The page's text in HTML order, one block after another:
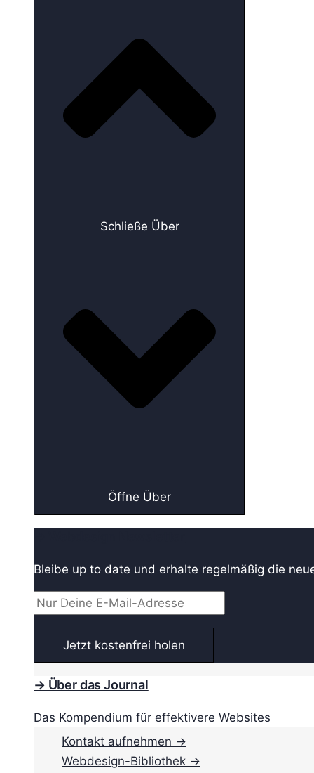
Schließe Über
Öffne Über
Bleibe up to date und erhalte regelmäßig die
→ Über das Journal
Das Kompendium für effektivere Websites
Kontakt aufnehmen →
Webdesign-Bibliothek →